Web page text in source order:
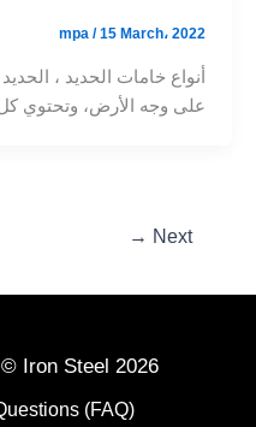
mpa/15 March، 2022
أنواع خامات الحديد ،
على وجه الأرض، وتحتوي كل
Next
→
Iron Steel 2026
(FAQ)